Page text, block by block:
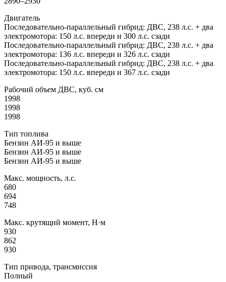
Двигатель
Последовательно-параллельный гибрид: ДВС, 238 л.с. + два
электромотора: 150 л.с. впереди и 300 л.с. сзади
Последовательно-параллельный гибрид: ДВС, 238 л.с. + два
электромотора: 136 л.с. впереди и 326 л.с. сзади
Последовательно-параллельный гибрид: ДВС, 238 л.с. + два
электромотора: 150 л.с. впереди и 367 л.с. сзади
Рабочий объем ДВС, куб. см
1998
1998
1998
Тип топлива
Бензин АИ-95 и выше
Бензин АИ-95 и выше
Бензин АИ-95 и выше
Макс. мощность, л.с.
680
694
748
Макс. крутящий момент, Н·м
930
862
930
Тип привода, трансмиссия
Полный